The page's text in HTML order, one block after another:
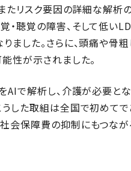
たリスク要因の詳細な解析
聴覚の障害、そして低い
した。さらに、頭痛や骨粗
性が示されました。
で解析し、介護が必要と
した取組は全国で初めて
会保障費の抑制にもつな